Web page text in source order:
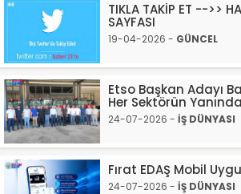
TIKLA TAKİP ET -->>
SAYFASI
19-04-2026 - GÜNCEL
Etso Başkan Adayı
Her Sektörün
24-07-2026 - İŞ DÜNYASI
Fırat EDAŞ Mobil
24-07-2026 - İŞ DÜNYASI